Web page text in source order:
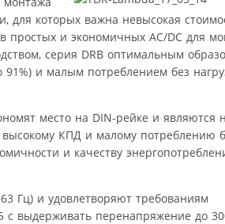
которых важна невысокая
простых и экономичных AC/DC для
серия DRB оптимальным
91%) и малым потреблением без
место на DIN-рейке и являются
КПД и малому потреблению
и качеству
Гц) и удовлетворяют требованиям
с выдерживать перенапряжение до